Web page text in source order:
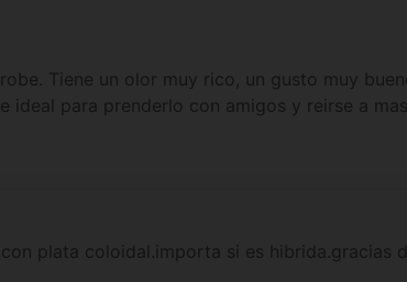
Tiene un olor muy rico, un gusto muy
para prenderlo con amigos y reirse a mas
plata coloidal.importa si es hibrida.gracias